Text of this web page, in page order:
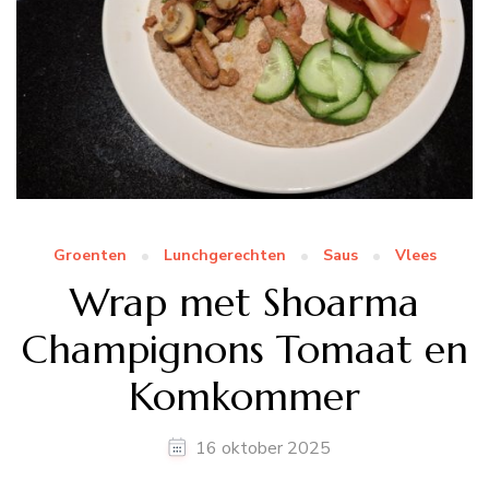
Groenten Lunchgerechten Saus Vlees
Wrap met Shoarma
Champignons Tomaat en
Komkommer
16 oktober 2025